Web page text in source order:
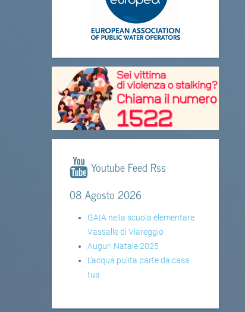
Youtube Feed Rss
08 Agosto 2026
GAIA nella scuola elementare
Vassalle di Viareggio
Auguri Natale 2025
L'acqua pulita parte da casa
tua